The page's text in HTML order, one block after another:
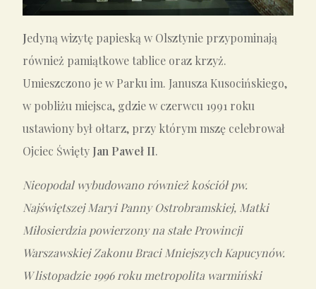
Jedyną wizytę papieską w Olsztynie przypominają
również pamiątkowe tablice oraz krzyż.
Umieszczono je w Parku im. Janusza Kusocińskiego,
w pobliżu miejsca, gdzie w czerwcu 1991 roku
ustawiony był ołtarz, przy którym mszę celebrował
Ojciec Święty Jan Paweł II.
Nieopodal wybudowano również kościół pw.
Najświętszej Maryi Panny Ostrobramskiej, Matki
Miłosierdzia powierzony na stałe Prowincji
Warszawskiej Zakonu Braci Mniejszych Kapucynów.
W listopadzie 1996 roku metropolita warmiński